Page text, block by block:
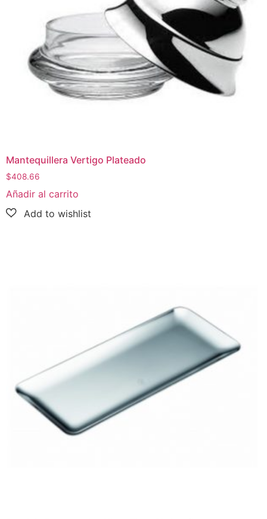
Mantequillera Vertigo Plateado
$408.66
Añadir al carrito